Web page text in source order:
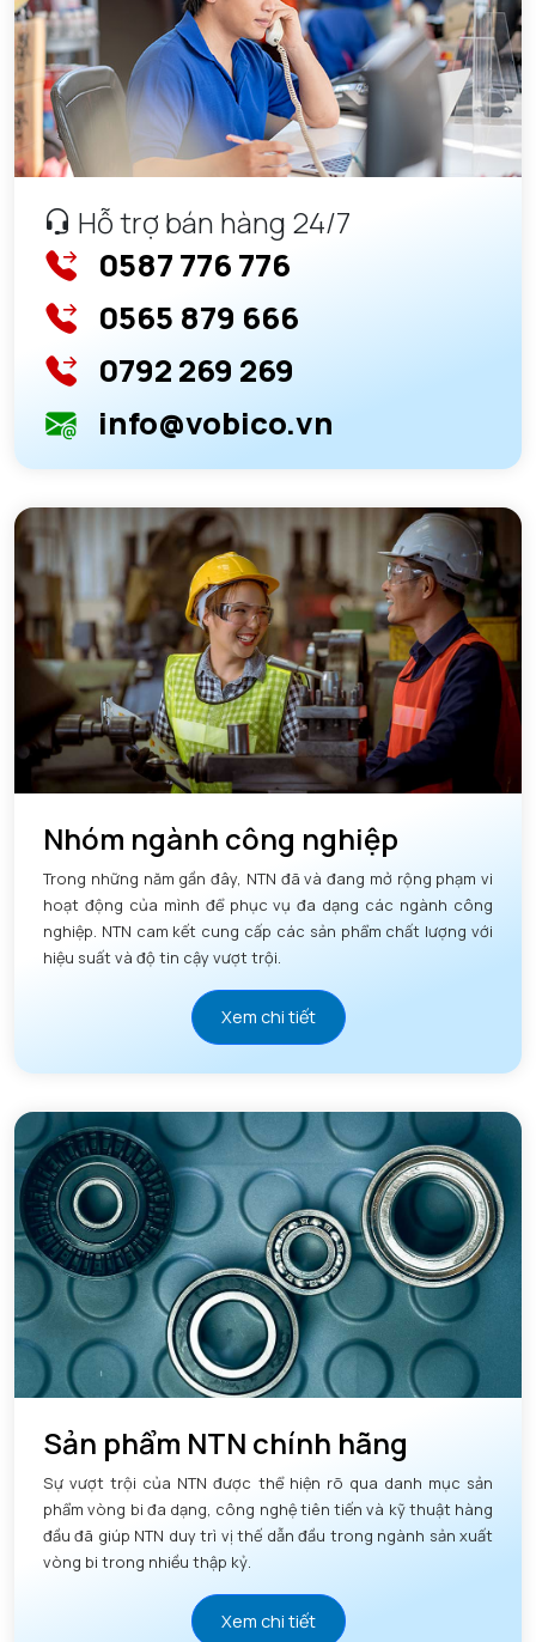
Hỗ trợ bán hàng 24/7
0587 776 776
0565 879 666
0792 269 269
info@vobico.vn
Nhóm ngành công nghiệp
Trong những năm gần đây, NTN đã và đang mở rộng phạm vi
hoạt động của mình để phục vụ đa dạng các ngành công
nghiệp. NTN cam kết cung cấp các sản phẩm chất lượng với
hiệu suất và độ tin cậy vượt trội.
Xem chi tiết
Sản phẩm NTN chính hãng
Sự vượt trội của NTN được thể hiện rõ qua danh mục sản
phẩm vòng bi đa dạng, công nghệ tiên tiến và kỹ thuật hàng
đầu đã giúp NTN duy trì vị thế dẫn đầu trong ngành sản xuất
vòng bi trong nhiều thập kỷ.
Xem chi tiết